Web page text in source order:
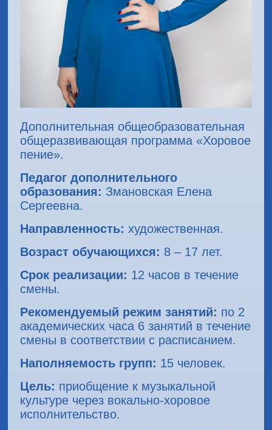
Дополнительная общеобразовательная
общеразвивающая программа «Хоровое
пение».
Педагог дополнительного
образования: Змановская Елена
Сергеевна.
Направленность: художественная.
Возраст обучающихся: 8 – 17 лет.
Срок реализации: 12 часов в течение
смены.
Рекомендуемый режим занятий: по 2
академических часа 6 занятий в течение
смены в соответствии с расписанием.
Наполняемость групп: 15 человек.
Цель: приобщение к музыкальной
культуре через вокально-хоровое
исполнительство.